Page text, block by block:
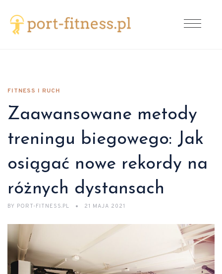
FITNESS I RUCH
Zaawansowane metody
treningu biegowego: Jak
osiągać nowe rekordy na
różnych dystansach
BY PORT-FITNESS.PL 21 MAJA 2021